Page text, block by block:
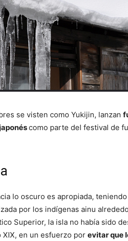
se visten como Yukijin, lanzan
como parte del festival de
lo oscuro es apropiada,
por los indígenas ainu
Superior, la isla no había sido
en un esfuerzo por evitar que